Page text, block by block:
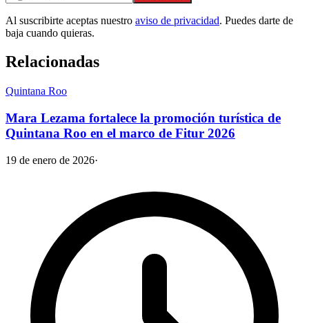
Al suscribirte aceptas nuestro aviso de privacidad. Puedes darte de
baja cuando quieras.
Relacionadas
Quintana Roo
Mara Lezama fortalece la promoción turística de
Quintana Roo en el marco de Fitur 2026
19 de enero de 2026·